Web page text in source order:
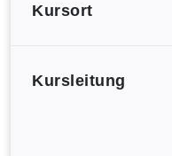
Kursort
Kursleitung